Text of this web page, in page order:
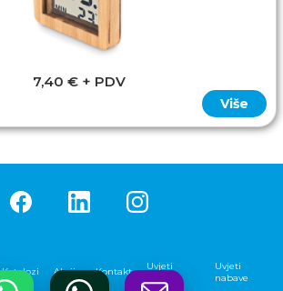
7,40 € + PDV
Više
Katalozi Akcije Kontakt
Uvjeti
prodaje
Uvjeti
nabave